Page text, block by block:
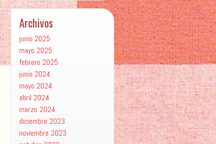
Archivos
junio 2025
mayo 2025
febrero 2025
junio 2024
mayo 2024
abril 2024
marzo 2024
diciembre 2023
noviembre 2023